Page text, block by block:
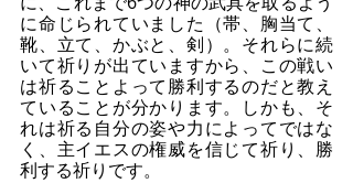
に命じられていました（帯、胸当て、
靴、立て、かぶと、剣）。それらに続
いて祈りが出ていますから、この戦い
は祈ることよって勝利するのだと教え
ていることが分かります。しかも、そ
れは祈る自分の姿や力によってではな
く、主イエスの権威を信じて祈り、勝
利する祈りです。